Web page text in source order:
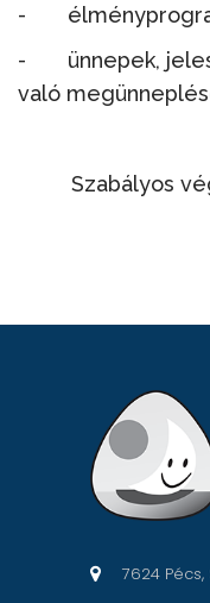
-
- ünnepek, jeles
való
Szabályos
7624 Pécs,